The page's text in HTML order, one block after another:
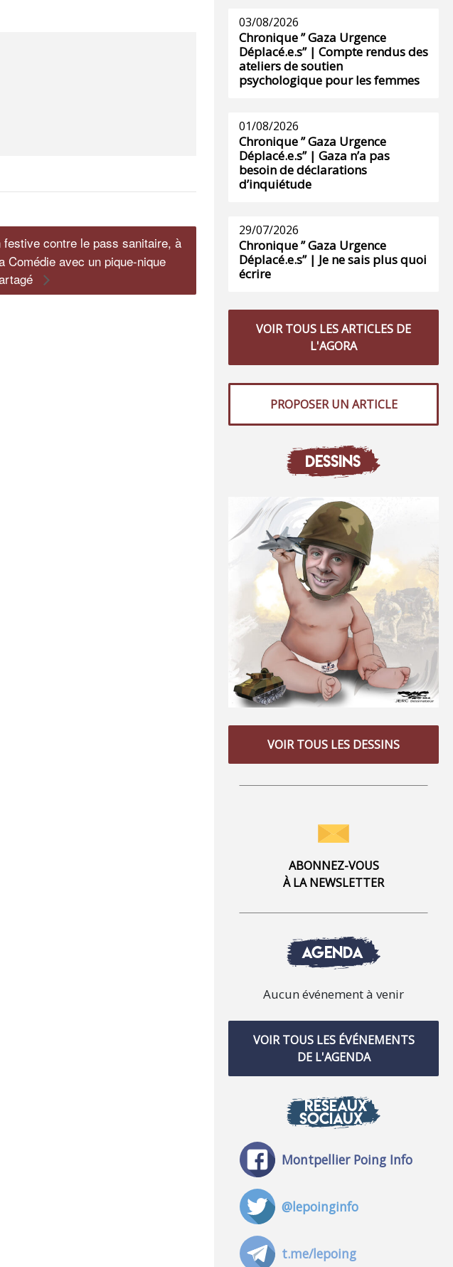
contre le pass sanitaire, à
Comédie avec un pique-nique
03/08/2026
Chronique ” Gaza Urgence
Déplacé.e.s” | Compte rendus des
ateliers de soutien
psychologique pour les femmes
01/08/2026
Chronique ” Gaza Urgence
Déplacé.e.s” | Gaza n’a pas
besoin de déclarations
d’inquiétude
29/07/2026
Chronique ” Gaza Urgence
Déplacé.e.s” | Je ne sais plus quoi
écrire
VOIR TOUS LES ARTICLES DE
L'AGORA
PROPOSER UN ARTICLE
DESSINS
VOIR TOUS LES DESSINS
ABONNEZ-VOUS
À LA NEWSLETTER
AGENDA
Aucun événement à venir
VOIR TOUS LES ÉVÉNEMENTS
DE L'AGENDA
RÉSEAUX
SOCIAUX
Montpellier Poing Info
@lepoinginfo
t.me/lepoing